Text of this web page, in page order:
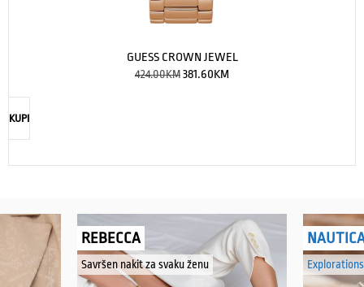
GUESS CROWN JEWEL
424.00KM381.60KM
KUPI
REBECCA
Savršen nakit za svaku ženu